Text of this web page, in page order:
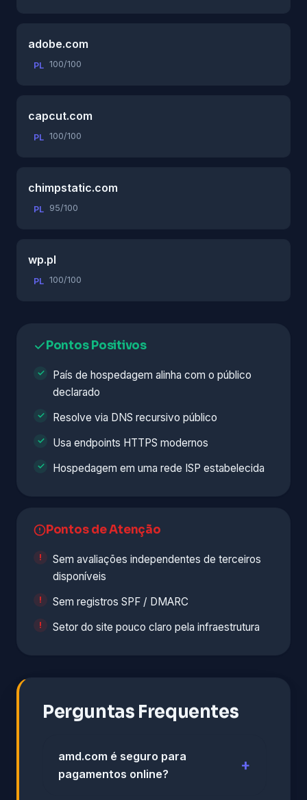
adobe.com
PL 100/100
capcut.com
PL 100/100
chimpstatic.com
PL 95/100
wp.pl
PL 100/100
Pontos Positivos
País de hospedagem alinha com o público
declarado
Resolve via DNS recursivo público
Usa endpoints HTTPS modernos
Hospedagem em uma rede ISP estabelecida
Pontos de Atenção
Sem avaliações independentes de terceiros
disponíveis
Sem registros SPF / DMARC
Setor do site pouco claro pela infraestrutura
Perguntas Frequentes
amd.com é seguro para
pagamentos online?